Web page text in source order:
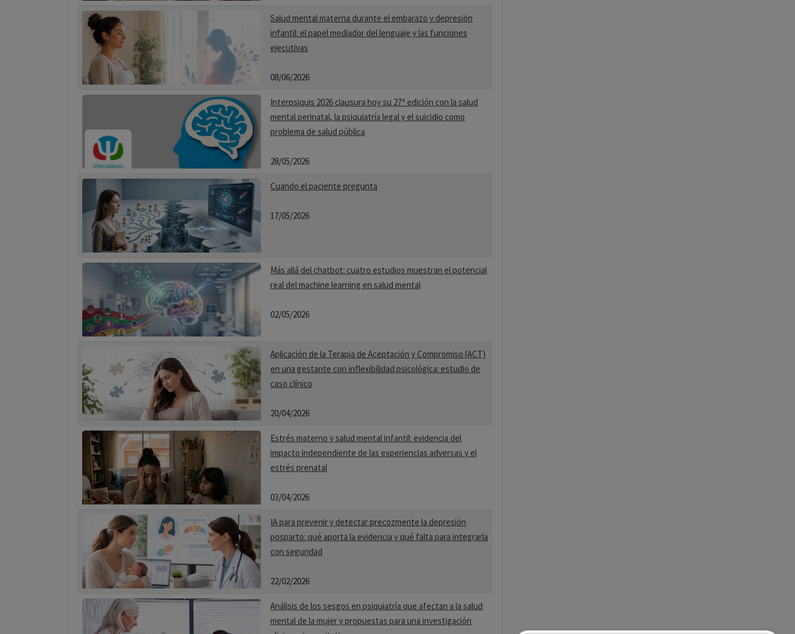
Salud mental materna durante el embarazo y depresión
infantil: el papel mediador del lenguaje y las funciones
ejecutivas
08/06/2026
Interpsiquis 2026 clausura hoy su 27ª edición con la salud
mental perinatal, la psiquiatría legal y el suicidio como
problema de salud pública
28/05/2026
Cuando el paciente pregunta
17/05/2026
Más allá del chatbot: cuatro estudios muestran el potencial
real del machine learning en salud mental
02/05/2026
Aplicación de la Terapia de Aceptación y Compromiso (ACT)
en una gestante con inflexibilidad psicológica: estudio de
caso clínico
20/04/2026
Estrés materno y salud mental infantil: evidencia del
impacto independiente de las experiencias adversas y el
estrés prenatal
03/04/2026
IA para prevenir y detectar precozmente la depresión
posparto: qué aporta la evidencia y qué falta para integrarla
con seguridad
22/02/2026
Análisis de los sesgos en psiquiatría que afectan a la salud
mental de la mujer y propuestas para una investigación